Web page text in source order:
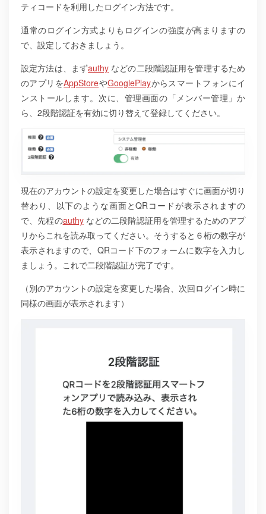
ティコードを利用したログイン方法です。
通常のログイン方式よりもログインの強度が高まりますの
で、設定しておきましょう。
設定方法は、まずauthy などの二段階認証用を管理するため
のアプリをAppStoreやGooglePlayからスマートフォンにイ
ンストールします。次に、管理画面の「メンバー管理」か
ら、2段階認証を有効に切り替えて登録してください。
現在のアカウントの設定を変更した場合はすぐに画面が切り
替わり、以下のような画面とQRコードが表示されますの
で、先程のauthyなどの二段階認証用を管理するためのアプ
リからこれを読み取ってください。そうすると６桁の数字が
表示されますので、QRコード下のフォームに数字を入力し
ましょう。これで二段階認証が完了です。
（別のアカウントの設定を変更した場合、次回ログイン時に
同様の画面が表示されます）